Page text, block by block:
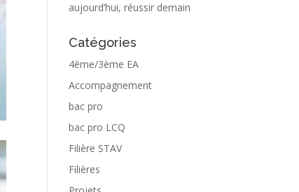
aujourd’hui, réussir demain
Catégories
4ème/3ème EA
Accompagnement
bac pro
bac pro LCQ
Filière STAV
Filières